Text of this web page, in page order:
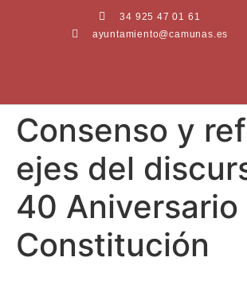
34 925 47 01 61
ayuntamiento@camunas.es
Consenso y
ejes del
40 Aniversario
Constitución